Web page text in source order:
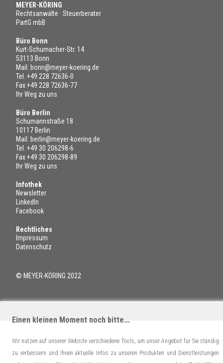
MEYER-KÖRING
Rechtsanwälte · Steuerberater
PartG mbB
Büro Bonn
Kurt-Schumacher-Str. 14
53113 Bonn
Mail: bonn@meyer-koering.de
Tel. +49 228 72636-0
Fax +49 228 72636-77
Ihr Weg zu uns
Büro Berlin
Schumannstraße 18
10117 Berlin
Mail: berlin@meyer-koering.de
Tel. +49 30 206298-6
Fax +49 30 206298-89
Ihr Weg zu uns
Infothek
Newsletter
LinkedIn
Facebook
Rechtliches
Impressum
Datenschutz
© MEYER-KÖRING 2022
Einen kleinen Moment noch bitte...
Wir nutzen auf unserer Website verschiedene Tools, um unser Angebot für Sie ständig
zu verbessern und Ihnen aktuelle Infos zu unseren Produkten und Dienstleistungen